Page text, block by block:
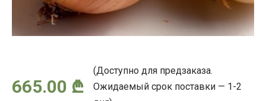
665.00 ₾
(Доступно для предзаказа.
Ожидаемый срок поставки — 1-2